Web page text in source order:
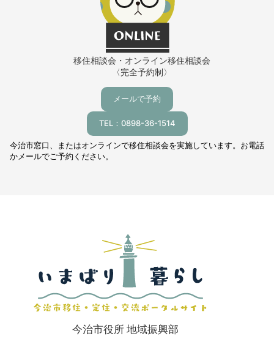
移住相談会・オンライン移住相談会
〈完全予約制〉
メールで予約
TEL：0898-36-1514
今治市窓口、またはオンラインで移住相談会を実施しています。お電話
かメールでご予約ください。
今治市役所 地域振興部